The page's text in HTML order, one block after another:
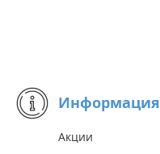
Информация
Акции